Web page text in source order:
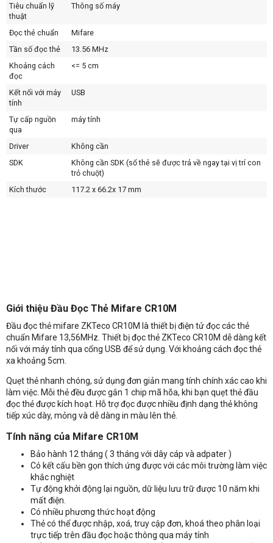
Giới thiệu Đầu Đọc Thẻ Mifare CR10M
Đầu đọc thẻ mifare ZKTeco CR10M là thiết bị điện tử đọc các thẻ
chuẩn Mifare 13,56MHz. Thiết bị đọc thẻ ZKTeco CR10M dễ dàng kết
nối với máy tính qua cổng USB để sử dụng. Với khoảng cách đọc thẻ
xa khoảng 5cm.
Quẹt thẻ nhanh chóng, sử dụng đơn giản mang tính chính xác cao khi
làm việc. Mỗi thẻ đều được gắn 1 chip mã hõa, khi bạn quẹt thẻ đầu
đọc thẻ được kích hoạt. Hỗ trợ đọc được nhiều định dạng thẻ không
tiếp xúc dày, mỏng và dễ dàng in màu lên thẻ.
Tính năng của Mifare CR10M
Bảo hành 12 tháng ( 3 tháng với dây cáp và adpater )
Có kết cấu bền gọn thích ứng được với các môi trường làm việc
khắc nghiệt
Tự động khởi động lại nguồn, dữ liệu lưu trữ được 10 năm khi
mất điện.
Có nhiều phương thức hoạt động
Thẻ có thể được nhập, xoá, truy cập đơn, khoá theo phân loại
trực tiếp trên đầu đọc hoặc thông qua máy tính
Tiêu chuẩn lỹ
thuật
Thông số máy
Đọc thẻ chuẩn
Mifare
Tần số đọc thẻ
13.56 MHz
Khoảng cách
đọc
<= 5 cm
Kết nối với máy
tính
USB
Tự cấp nguồn
qua
máy tính
Driver
Không cần
SDK
Không cần SDK (số thẻ sẽ được trả về ngay tại vị trí con
trỏ chuột)
Kích thước
117.2 x 66.2x 17 mm
Nhận báo giá sản phẩm: Đầu Đọc Thẻ Mifare CR10M